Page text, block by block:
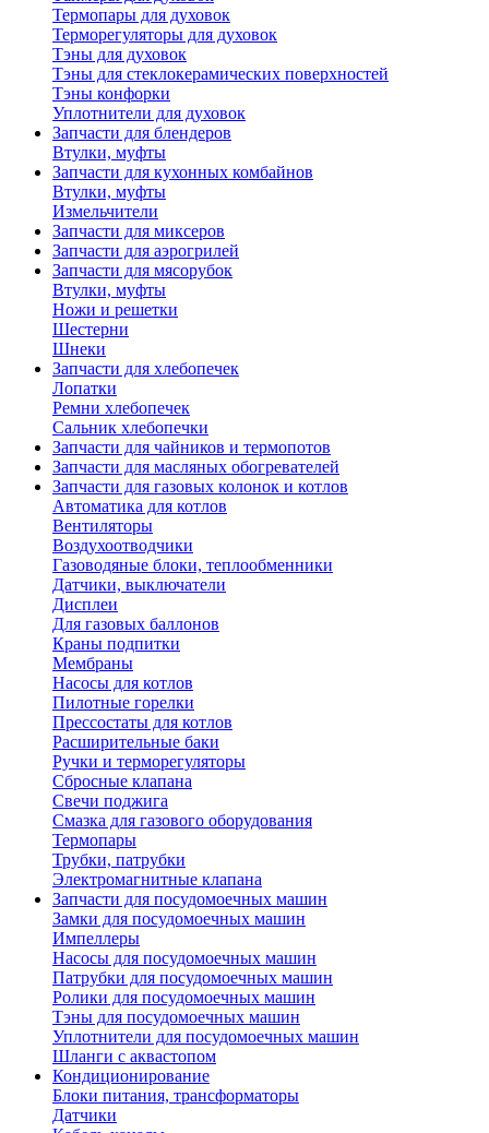
Термопары для духовок
Терморегуляторы для духовок
Тэны для духовок
Тэны для стеклокерамических поверхностей
Тэны конфорки
Уплотнители для духовок
Запчасти для блендеров
Втулки, муфты
Запчасти для кухонных комбайнов
Втулки, муфты
Измельчители
Запчасти для миксеров
Запчасти для аэрогрилей
Запчасти для мясорубок
Втулки, муфты
Ножи и решетки
Шестерни
Шнеки
Запчасти для хлебопечек
Лопатки
Ремни хлебопечек
Сальник хлебопечки
Запчасти для чайников и термопотов
Запчасти для масляных обогревателей
Запчасти для газовых колонок и котлов
Автоматика для котлов
Вентиляторы
Воздухоотводчики
Газоводяные блоки, теплообменники
Датчики, выключатели
Дисплеи
Для газовых баллонов
Краны подпитки
Мембраны
Насосы для котлов
Пилотные горелки
Прессостаты для котлов
Расширительные баки
Ручки и терморегуляторы
Сбросные клапана
Свечи поджига
Смазка для газового оборудования
Термопары
Трубки, патрубки
Электромагнитные клапана
Запчасти для посудомоечных машин
Замки для посудомоечных машин
Импеллеры
Насосы для посудомоечных машин
Патрубки для посудомоечных машин
Ролики для посудомоечных машин
Тэны для посудомоечных машин
Уплотнители для посудомоечных машин
Шланги с аквастопом
Кондиционирование
Блоки питания, трансформаторы
Датчики